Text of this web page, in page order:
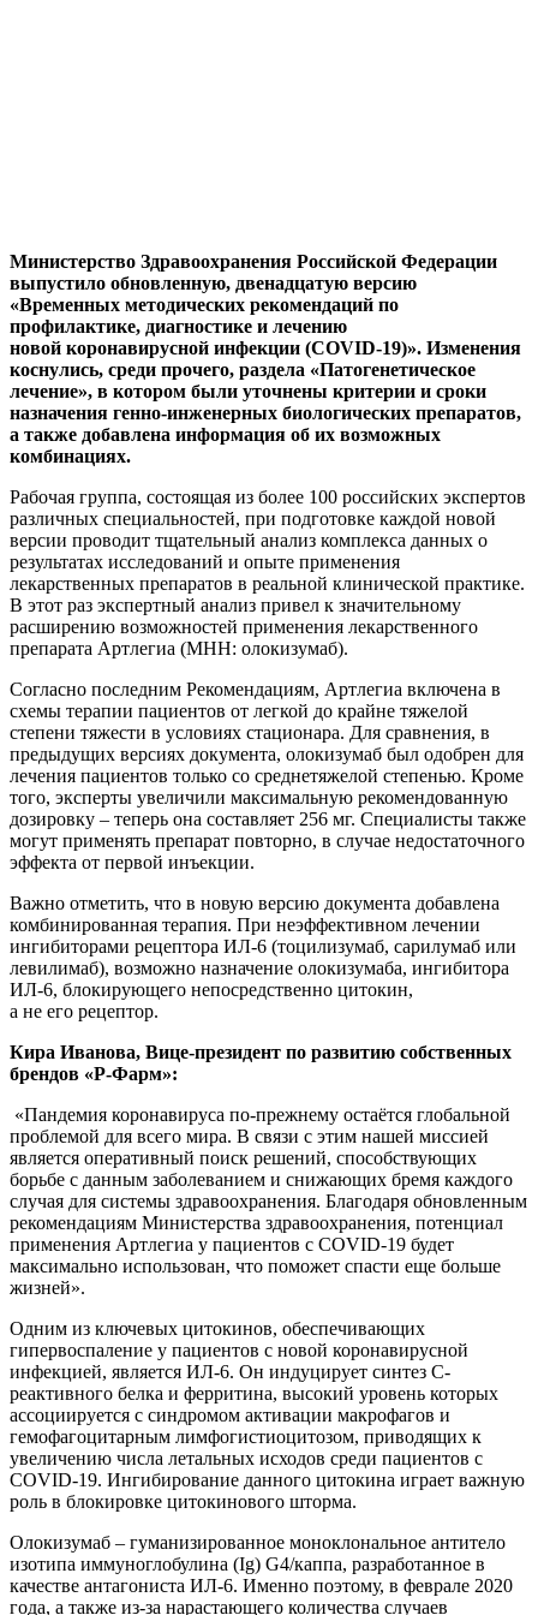
Министерство Здравоохранения Российской Федерации
выпустило обновленную, двенадцатую версию
«Временных методических рекомендаций по
профилактике, диагностике и лечению
новой коронавирусной инфекции (COVID-19)». Изменения
коснулись, среди прочего, раздела «Патогенетическое
лечение», в котором были уточнены критерии и сроки
назначения генно-инженерных биологических препаратов,
а также добавлена информация об их возможных
комбинациях.
Рабочая группа, состоящая из более 100 российских экспертов
различных специальностей, при подготовке каждой новой
версии проводит тщательный анализ комплекса данных о
результатах исследований и опыте применения
лекарственных препаратов в реальной клинической практике.
В этот раз экспертный анализ привел к значительному
расширению возможностей применения лекарственного
препарата Артлегиа (МНН: олокизумаб).
Согласно последним Рекомендациям, Артлегиа включена в
схемы терапии пациентов от легкой до крайне тяжелой
степени тяжести в условиях стационара. Для сравнения, в
предыдущих версиях документа, олокизумаб был одобрен для
лечения пациентов только со среднетяжелой степенью. Кроме
того, эксперты увеличили максимальную рекомендованную
дозировку – теперь она составляет 256 мг. Специалисты также
могут применять препарат повторно, в случае недостаточного
эффекта от первой инъекции.
Важно отметить, что в новую версию документа добавлена
комбинированная терапия. При неэффективном лечении
ингибиторами рецептора ИЛ-6 (тоцилизумаб, сарилумаб или
левилимаб), возможно назначение олокизумаба, ингибитора
ИЛ-6, блокирующего непосредственно цитокин,
а не его рецептор.
Кира Иванова, Вице-президент по развитию собственных
брендов «Р-Фарм»:
«Пандемия коронавируса по-прежнему остаётся глобальной
проблемой для всего мира. В связи с этим нашей миссией
является оперативный поиск решений, способствующих
борьбе с данным заболеванием и снижающих бремя каждого
случая для системы здравоохранения. Благодаря обновленным
рекомендациям Министерства здравоохранения, потенциал
применения Артлегиа у пациентов с COVID-19 будет
максимально использован, что поможет спасти еще больше
жизней».
Одним из ключевых цитокинов, обеспечивающих
гипервоспаление у пациентов с новой коронавирусной
инфекцией, является ИЛ-6. Он индуцирует синтез С-
реактивного белка и ферритина, высокий уровень которых
ассоциируется с синдромом активации макрофагов и
гемофагоцитарным лимфогистиоцитозом, приводящих к
увеличению числа летальных исходов среди пациентов с
COVID-19. Ингибирование данного цитокина играет важную
роль в блокировке цитокинового шторма.
Олокизумаб – гуманизированное моноклональное антитело
изотипа иммуноглобулина (Ig) G4/каппа, разработанное в
качестве антагониста ИЛ-6. Именно поэтому, в феврале 2020
года, а также из-за нарастающего количества случаев